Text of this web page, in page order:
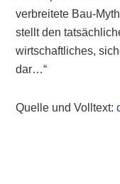
verbreitete Bau-
stellt den
wirtschaftliches,
dar…“
Quelle und Volltext: